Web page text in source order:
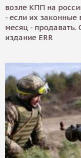
возле КПП на
- если их законные
месяц - продавать.
издание ERR